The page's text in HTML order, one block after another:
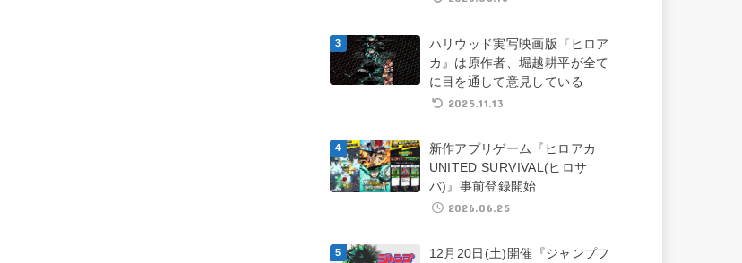
ハリウッド実写映画版『ヒロア
カ』は原作者、堀越耕平が全て
に目を通して意見している
2025.11.13
新作アプリゲーム『ヒロアカ
UNITED SURVIVAL(ヒロサ
バ)』事前登録開始
2026.06.25
12月20日(土)開催『ジャンプフ